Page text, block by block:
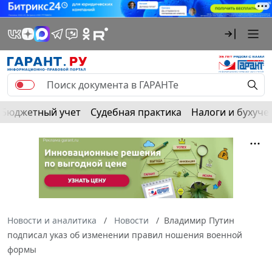
Бюджетный учет Судебная практика Налоги и
Новости и аналитика Новости
Владимир Путин
подписал указ об изменении правил ношения военной
формы